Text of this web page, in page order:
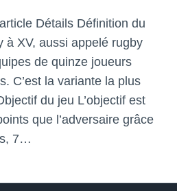
Détails Définition du
à XV, aussi appelé rugby
de quinze joueurs
C’est la variante la plus
du jeu L’objectif est
que l’adversaire grâce
7…